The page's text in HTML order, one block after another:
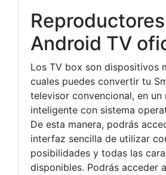
Android TV
Los TV box son dispositivos
cuales puedes convertir tu
televisor convencional, en un
inteligente con sistema
De esta manera, podrás
interfaz sencilla de utilizar
posibilidades y todas las
disponibles. Podrás acceder